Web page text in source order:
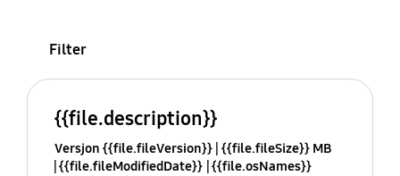
Filter
{{file.description}}
Versjon {{file.fileVersion}} {{file.fileSize}} MB
{{file.fileModifiedDate}} {{file.osNames}}